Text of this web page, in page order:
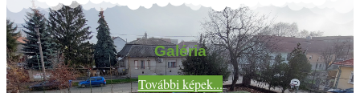
Galéria
További képek...